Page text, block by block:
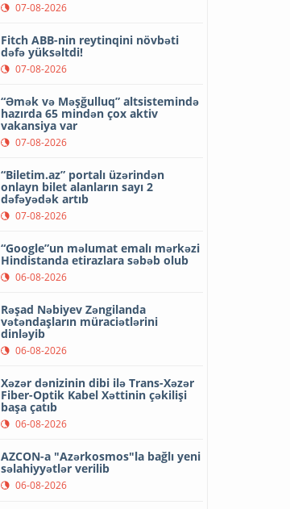
07-08-2026
Fitch ABB-nin reytinqini növbəti
dəfə yüksəltdi!
07-08-2026
“Əmək və Məşğulluq” altsistemində
hazırda 65 mindən çox aktiv
vakansiya var
07-08-2026
“Biletim.az” portalı üzərindən
onlayn bilet alanların sayı 2
dəfəyədək artıb
07-08-2026
“Google”un məlumat emalı mərkəzi
Hindistanda etirazlara səbəb olub
06-08-2026
Rəşad Nəbiyev Zəngilanda
vətəndaşların müraciətlərini
dinləyib
06-08-2026
Xəzər dənizinin dibi ilə Trans-Xəzər
Fiber-Optik Kabel Xəttinin çəkilişi
başa çatıb
06-08-2026
AZCON-a "Azərkosmos"la bağlı yeni
səlahiyyətlər verilib
06-08-2026